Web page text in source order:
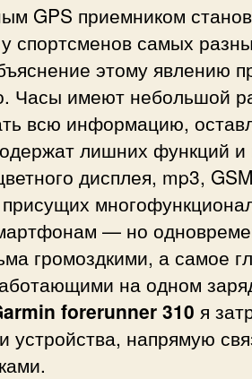
GPS приемником
спортсменов самых
этому явлению
Часы имеют небольшой
всю информацию,
лишних функций и
дисплея, mp3,
— но
громоздкими, а самое
на одном
forerunner 310 я
устройства, напрямую